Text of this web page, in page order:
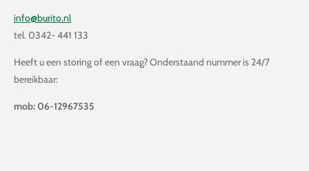
info@burito.nl
tel. 0342- 441 133
Heeft u een storing of een vraag? Onderstaand nummer is 24/7
bereikbaar:
mob: 06-12967535